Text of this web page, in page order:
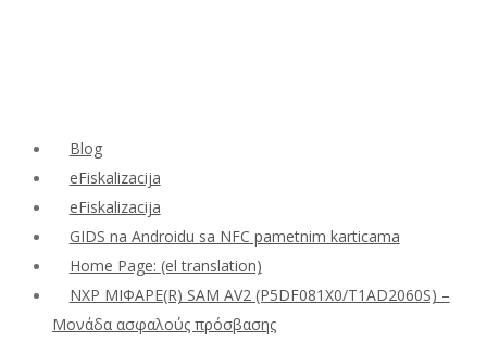
Blog
eFiskalizacija
eFiskalizacija
GIDS na Androidu sa NFC pametnim karticama
Home Page: (el translation)
NXP ΜΙΦΑΡΕ(R) SAM AV2 (P5DF081X0/T1AD2060S) –
Μονάδα ασφαλούς πρόσβασης